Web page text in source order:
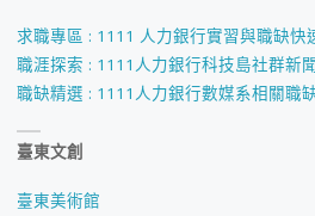
求職專區 : 1111 人力銀行實習與職缺快
職涯探索 : 1111人力銀行科技島社群新
職缺精選 : 1111人力銀行數媒系相關職
臺東文創
臺東美術館